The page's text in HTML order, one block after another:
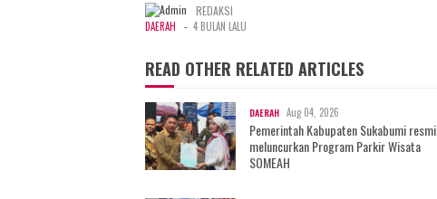
REDAKSI
DAERAH - 4 BULAN LALU
READ OTHER RELATED ARTICLES
DAERAH Aug 04, 2026
Pemerintah Kabupaten Sukabumi resmi
meluncurkan Program Parkir Wisata
SOMEAH